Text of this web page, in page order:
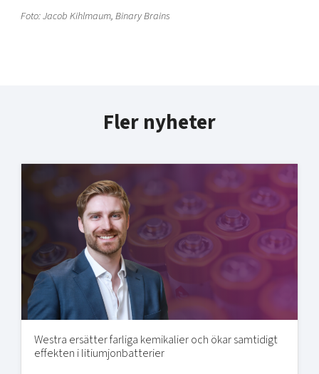
Foto: Jacob Kihlmaum, Binary Brains
Fler nyheter
Westra ersätter farliga kemikalier och ökar samtidigt
effekten i litiumjonbatterier